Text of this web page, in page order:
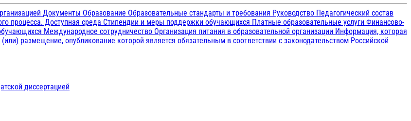
Документы Образование Образовательные стандарты и требования Руководство Педагогический состав
процесса. Доступная среда Стипендии и меры поддержки обучающихся Платные образовательные услуги Финансово-
Международное сотрудничество Организация питания в образовательной организации Информация, которая
размещение, опубликование которой является обязательным в соответствии с законодательством Российской
диссертацией